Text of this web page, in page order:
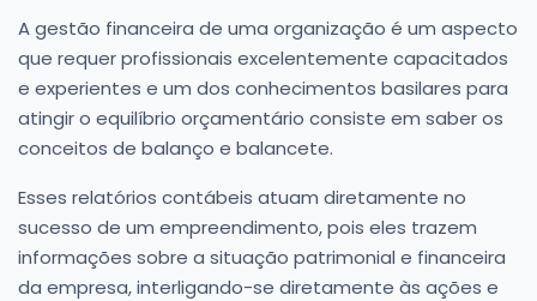
A gestão financeira de uma organização é um aspecto
que requer profissionais excelentemente capacitados
e experientes e um dos conhecimentos basilares para
atingir o equilíbrio orçamentário consiste em saber os
conceitos de balanço e balancete.
Esses relatórios contábeis atuam diretamente no
sucesso de um empreendimento, pois eles trazem
informações sobre a situação patrimonial e financeira
da empresa, interligando-se diretamente às ações e